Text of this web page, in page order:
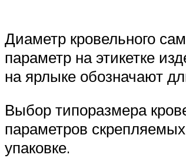
Диаметр кровельного
параметр на этикетке
на ярлыке обозначают
Выбор типоразмера
параметров
упаковке.